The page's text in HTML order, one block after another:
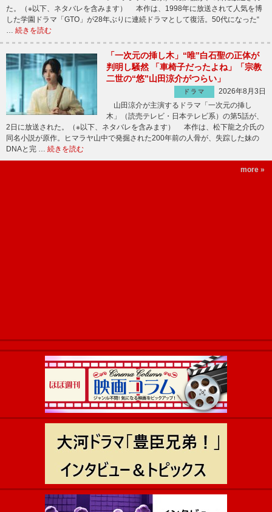
た。（※以下、ネタバレを含みます） 本作は、1998年に放送されて人気を博
した学園ドラマ「GTO」が28年ぶりに連続ドラマとして復活。50代になった“
… 続きを読む
「一次元の挿し木」“唯”白石聖の正体が
判明し騒然 「車椅子だったよね」「宗教
二世の“悠”山田涼介がつらい」
ドラマ
2026年8月3日
山田涼介が主演するドラマ「一次元の挿し
木」（読売テレビ・日本テレビ系）の第5話が、
2日に放送された。（※以下、ネタバレを含みます） 本作は、松下龍之介氏の
同名小説が原作。ヒマラヤ山中で発掘された200年前の人骨が、失踪した妹の
DNAと完 … 続きを読む
more »